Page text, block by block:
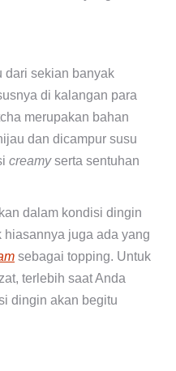
dari sekian banyak
di kalangan para
merupakan bahan
dan dicampur susu
creamyserta sentuhan
dalam kondisi dingin
juga ada yang
sebagai topping. Untuk
terlebih saat Anda
dingin akan begitu